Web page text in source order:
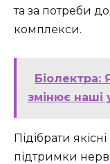
та за потреби
комплекси.
Біолектра:
змінює наші
Підібрати
підтримки